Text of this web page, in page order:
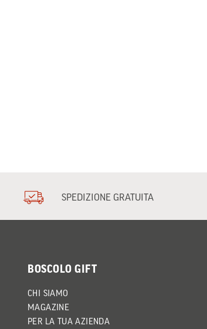
SPEDIZIONE GRATUITA
BOSCOLO GIFT
CHI SIAMO
MAGAZINE
PER LA TUA AZIENDA